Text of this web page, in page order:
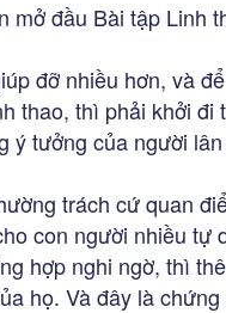
mở đầu Bài tập Linh
đỡ nhiều hơn, và
thao, thì phải khởi
ý tưởng của người
trách cứ quan
con người nhiều tự
hợp nghi ngờ, thì
họ. Và đây là